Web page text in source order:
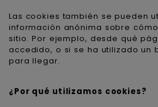
Las cookies también se pueden
información anónima sobre
sitio. Por ejemplo, desde qué
accedido, o si se ha utilizado un
para llegar.
¿Por qué utilizamos cookies?